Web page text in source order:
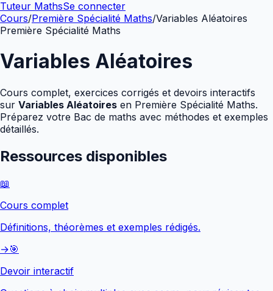
Tuteur MathsSe connecter
Cours/Première Spécialité Maths/Variables Aléatoires
Première Spécialité Maths
Variables Aléatoires
Cours complet, exercices corrigés et devoirs interactifs
sur Variables Aléatoires en Première Spécialité Maths.
Préparez votre Bac de maths avec méthodes et exemples
détaillés.
Ressources disponibles
📖
Cours complet
Définitions, théorèmes et exemples rédigés.
→🎯
Devoir interactif